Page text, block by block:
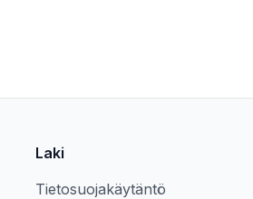
Laki
Tietosuojakäytäntö